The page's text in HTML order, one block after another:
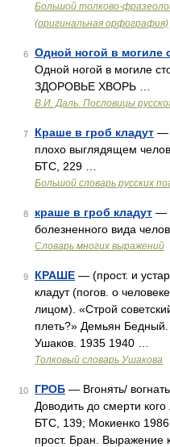
Большой толково-
(оригинальная орфография)
6 Одной ногой в могиле
Одной ногой в могиле
ЗДОРОВЬЕ ХВОРЬ …
В.И. Даль. Пословицы
7 Краше в гроб кладут —
плохо выглядящем
БТС, 229 …
Большой словарь русских
8 краше в гроб кладут —
болезненного вида
Словарь многих выражений
9 КРАШЕ — (прост. и
кладут (погов. о
лицом). «Строй
плеть?» Демьян
Ушаков. 1935 1940 …
Толковый словарь Ушакова
10 ГРОБ — Вгонять/
Доводить до смерти
БТС, 139; Мокиенко
прост. Бран. Выражение